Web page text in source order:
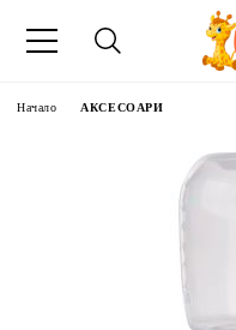
Начало АКСЕСОАРИ